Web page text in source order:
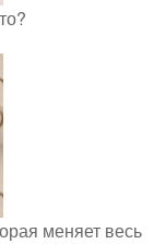
меняет весь